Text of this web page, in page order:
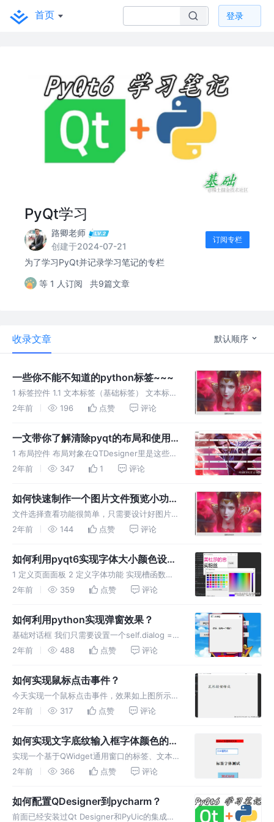
首页 登录
PyQt学习
路卿老师
创建于2024-07-21
订阅专栏
为了学习PyQt并记录学习笔记的专栏
等 1 人订阅 共9篇文章
收录文章 默认顺序
一些你不能不知道的python标签~~~
1 标签控件 1.1 文本标签（基础标签） 文本标签
是最基本的标签，只需要配置文字就可以了 1.2
1.3 图片标签 可以直接把图片放到标签的位置，
2年前 196 点赞 评论
一文带你了解清除pyqt的布局和使用
方法
1 布局控件 布局对象在QTDesigner里是这些：
四种布局举例如下图： 2 布局容器 所谓布局容
件），也就是可以在窗口中放置容器控件，然后
把控件放入其中。
2年前 347 1 评论
如何快速制作一个图片文件预览小功
能？
文件选择查看功能很简单，只需要设计好图片文
件和文本文件的选择函数就可以了。然后按照信
2年前 144 点赞 评论
如何利用pyqt6实现字体大小颜色设
置？
1 定义页面面板 2 定义字体功能 实现槽函数
getFont 3 定义颜色功能 实现颜色槽函数
### 你越关注和点赞，路老师越有动力！###
2年前 359 点赞 评论
如何利用python实现弹窗效果？
基础对话框 我们只需要设置一个self.dialog =
Dialog()​就可以实现基础的弹窗效果。 我们创建
到主窗口里。
2年前 488 点赞 评论
如何实现鼠标点击事件？
今天实现一个鼠标点击事件，效果如上图所示。
要实现这个功能，前提要先熟悉以下什么是事
QWidget的应用程序都是由事件event驱动的，
它的每个动作都会触
2年前 317 点赞 评论
如何实现文字底纹输入框字体颜色的设
置？
实现一个基于QWidget通用窗口的标签、文本
框及字体和按钮自定义样式的案例，主要是熟悉
2年前 366 点赞 评论
如何配置QDesigner到pycharm？
前面已经安装过Qt Designer和PyUic的集成工